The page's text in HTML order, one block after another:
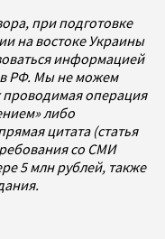
при подготовке
на востоке Украины
информацией
РФ. Мы не можем
проводимая операция
либо
цитата (статья
со СМИ
5 млн рублей, также